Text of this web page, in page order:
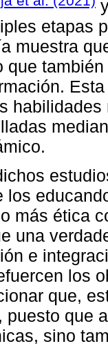
etapas
muestra
que
los
más ética
una
e
los
que,
puesto que
sino